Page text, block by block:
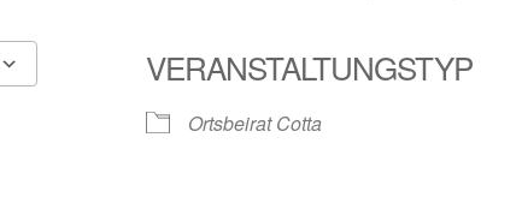
Google Kalender
VERANSTALTUNGSTYP
Ortsbeirat Cotta